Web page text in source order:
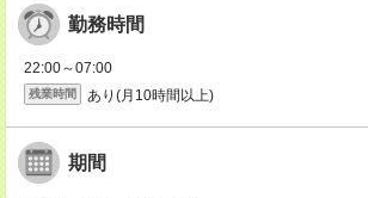
勤務時間
22:00～07:00
残業時間 あり(月10時間以上)
期間